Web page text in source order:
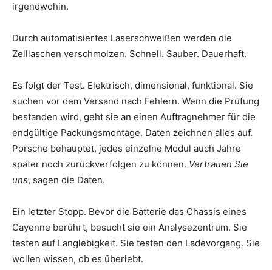
irgendwohin.
Durch automatisiertes Laserschweißen werden die
Zelllaschen verschmolzen. Schnell. Sauber. Dauerhaft.
Es folgt der Test. Elektrisch, dimensional, funktional. Sie
suchen vor dem Versand nach Fehlern. Wenn die Prüfung
bestanden wird, geht sie an einen Auftragnehmer für die
endgültige Packungsmontage. Daten zeichnen alles auf.
Porsche behauptet, jedes einzelne Modul auch Jahre
später noch zurückverfolgen zu können. Vertrauen Sie
uns, sagen die Daten.
Ein letzter Stopp. Bevor die Batterie das Chassis eines
Cayenne berührt, besucht sie ein Analysezentrum. Sie
testen auf Langlebigkeit. Sie testen den Ladevorgang. Sie
wollen wissen, ob es überlebt.